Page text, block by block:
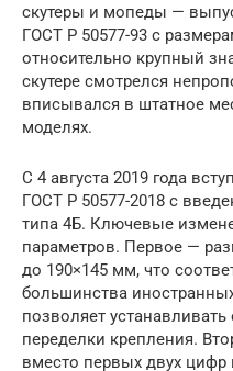
скутеры и мопеды —
ГОСТ Р 50577-93 с
относительно крупный
скутере смотрелся
вписывался в штатное
моделях.
С 4 августа 2019 года
ГОСТ Р 50577-2018 с
типа 4Б. Ключевые
параметров. Первое —
до 190×145 мм, что
большинства
позволяет
переделки крепления.
вместо первых двух цифр